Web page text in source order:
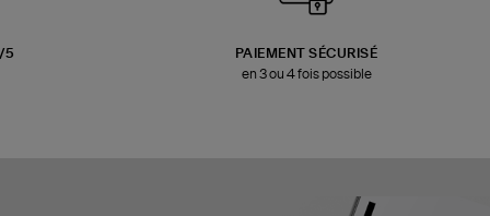
5
PAIEMENT SÉCURISÉ
en 3 ou 4 fois possible